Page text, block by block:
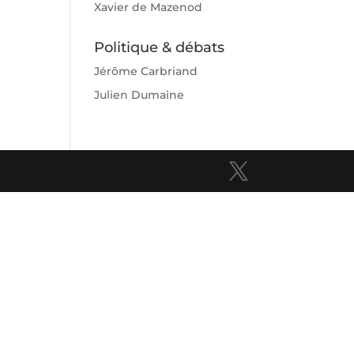
Xavier de Mazenod
Politique & débats
Jérôme Carbriand
Julien Dumaine